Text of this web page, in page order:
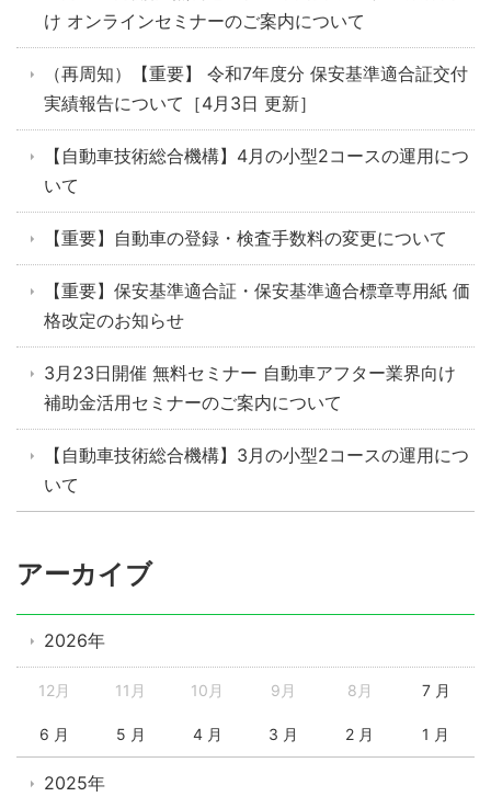
け オンラインセミナーのご案内について
（再周知）【重要】 令和7年度分 保安基準適合証交付
実績報告について［4月3日 更新］
【自動車技術総合機構】4月の小型2コースの運用につ
いて
【重要】自動車の登録・検査手数料の変更について
【重要】保安基準適合証・保安基準適合標章専用紙 価
格改定のお知らせ
3月23日開催 無料セミナー 自動車アフター業界向け
補助金活用セミナーのご案内について
【自動車技術総合機構】3月の小型2コースの運用につ
いて
アーカイブ
2026年
12月 11月 10月 9月 8月 7 月
6 月 5 月 4 月 3 月 2 月 1 月
2025年